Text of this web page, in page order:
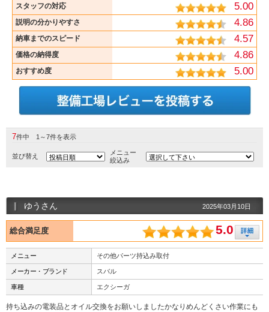
スタッフの対応 5.00
説明の分かりやすさ 4.86
納車までのスピード 4.57
価格の納得度 4.86
おすすめ度 5.00
7件中 1～7件を表示
並び替え
メニュー
絞込み
ゆうさん 2025年03月10日
総合満足度 5.0
メニュー その他パーツ持込み取付
メーカー・ブランド スバル
車種 エクシーガ
持ち込みの電装品とオイル交換をお願いしましたかなりめんどくさい作業にも